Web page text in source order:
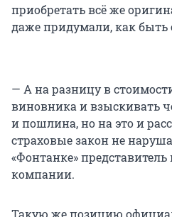
приобретать всё же
даже придумали, как быть
— А на разницу в
виновника и взыскивать
и пошлина, но на это и
страховые закон не
«Фонтанке»
компании.